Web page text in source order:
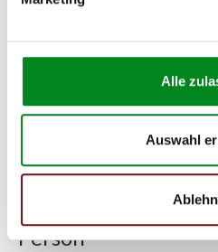
Alle
Auswahl
Support kontaktieren (
(2.1) und zu 3 (2.2) oder
Passendes Fahrzeug nicht
Oder einfachim Chat
Hersteller/EU
Person